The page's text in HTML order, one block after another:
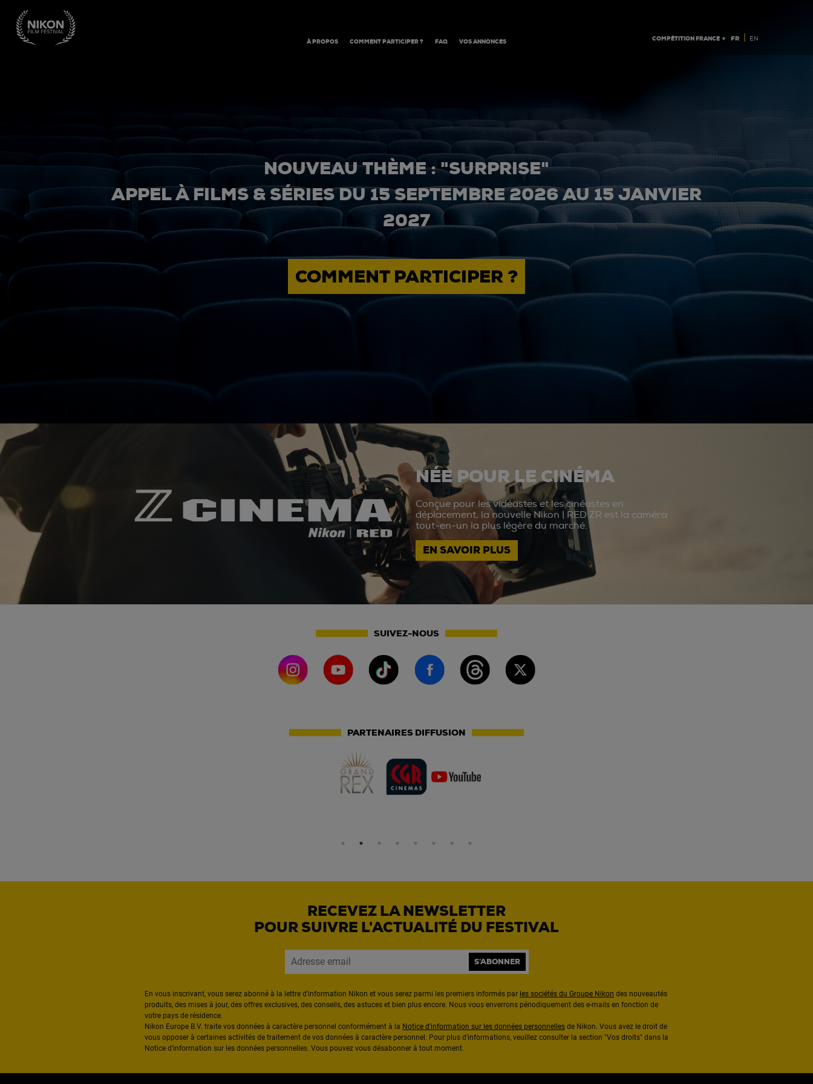
À PROPOS COMMENT PARTICIPER ? FAQ VOS ANNONCES COMPÉTITION FRANCE ▼ FR | EN
NOUVEAU THÈME : "SURPRISE"
APPEL À FILMS & SÉRIES DU 15 SEPTEMBRE 2026 AU 15 JANVIER
2027
COMMENT PARTICIPER ?
NÉE POUR LE CINÉMA
Conçue pour les vidéastes et les cinéastes en
déplacement, la nouvelle Nikon | RED ZR est la caméra
tout-en-un la plus légère du marché.
EN SAVOIR PLUS
SUIVEZ-NOUS
PARTENAIRES DIFFUSION
RECEVEZ LA NEWSLETTER
POUR SUIVRE L'ACTUALITÉ DU FESTIVAL
S'ABONNER
En vous inscrivant, vous serez abonné à la lettre d'information Nikon et vous serez parmi les premiers informés par les sociétés du Groupe Nikon des nouveautés
produits, des mises à jour, des offres exclusives, des conseils, des astuces et bien plus encore. Nous vous enverrons périodiquement des e-mails en fonction de
votre pays de résidence.
Nikon Europe B.V. traite vos données à caractère personnel conformément à la Notice d'information sur les données personnelles de Nikon. Vous avez le droit de
vous opposer à certaines activités de traitement de vos données à caractère personnel. Pour plus d'informations, veuillez consulter la section "Vos droits" dans la
Notice d'information sur les données personnelles. Vous pouvez vous désabonner à tout moment.